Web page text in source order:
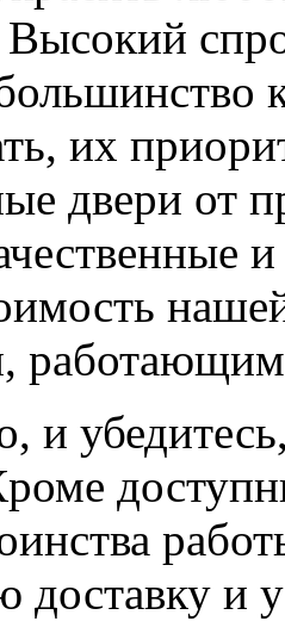
их
двери от
и
доставку и